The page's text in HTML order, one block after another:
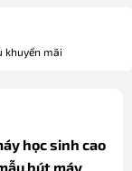
khuyến mãi
học sinh cao
bút máy